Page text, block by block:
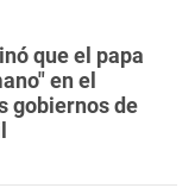
que el papa
en el
gobiernos de